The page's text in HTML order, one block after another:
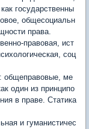
государственны
общесоциальн
права.
правовая, ист
со­ц
общеправовые, ме
один из принци­по
в праве. Статика
и гуманис­тичес